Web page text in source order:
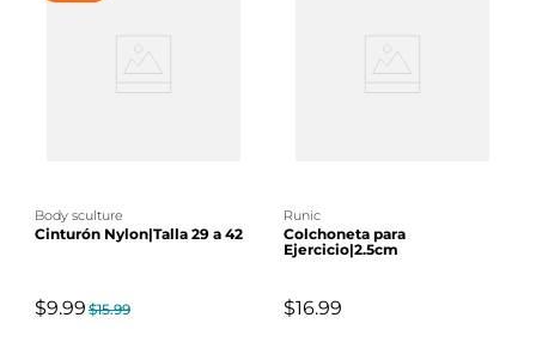
body sculture
Cinturón Nylon|Talla 29 a 42
$9.99 $15.99
runic
Colchoneta para
Ejercicio|2.5cm
$16.99